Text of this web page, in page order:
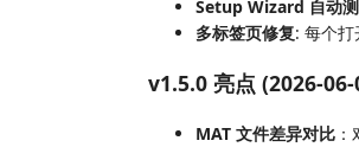
Setup Wizard 自动
多标签页修复: 每个
v1.5.0 亮点 (2026-
MAT 文件差异对比